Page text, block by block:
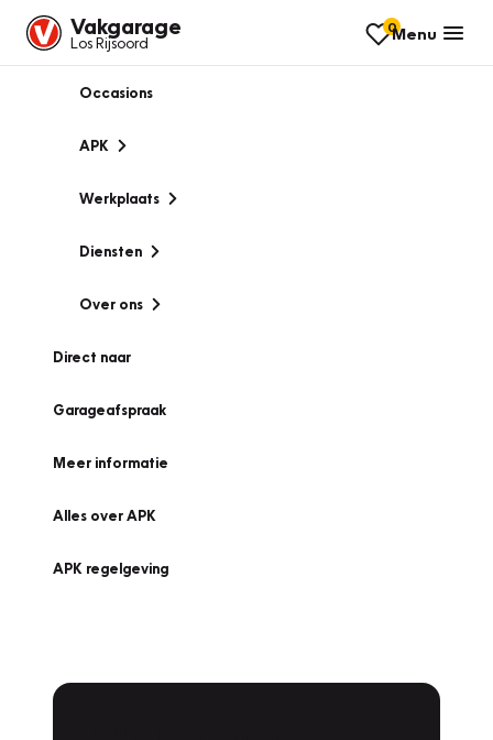
Vakgarage
Los Rijsoord
0Menu
Occasions
APK
Werkplaats
Diensten
Over ons
Direct naar
Garageafspraak
Meer informatie
Alles over APK
APK regelgeving